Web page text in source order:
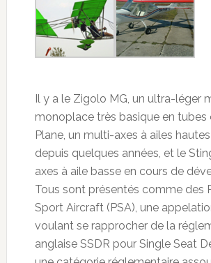
Il y a le Zigolo MG, un ultra-léger
monoplace très basique en tubes
Plane, un multi-axes à ailes
depuis quelques années, et le
axes à aile basse en cours de
Tous sont présentés comme des
Sport Aircraft (PSA), une
voulant se rapprocher de la
anglaise SSDR pour Single Seat